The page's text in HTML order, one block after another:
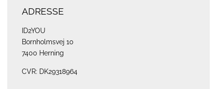
ADRESSE
ID2YOU
Bornholmsvej 10
7400 Herning
CVR: DK29318964